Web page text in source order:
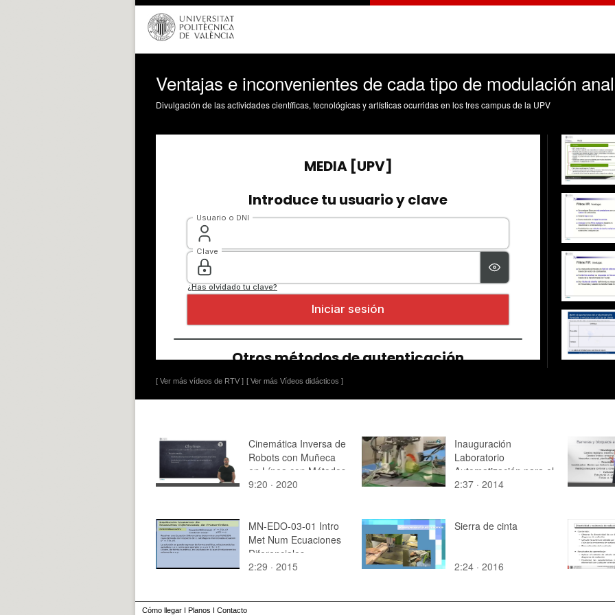
Ventajas e inconvenientes de cada tipo de modulación
Divulgación de las actividades científicas, tecnológicas y artísticas ocurridas en los tres campus de la UPV
[ Ver más vídeos de RTV ] [ Ver más Vídeos didácticos ]
Cinemática Inversa de
Robots con Muñeca
en Línea con Métodos
Analíticos
9:20 · 2020
Inauguración
Laboratorio
Automatización para el
Sector Alimentario
2:37 · 2014
MN-EDO-03-01 Intro
Met Num Ecuaciones
Diferenciales
2:29 · 2015
Sierra de cinta
2:24 · 2016
Cómo llegar I Planos I Contacto